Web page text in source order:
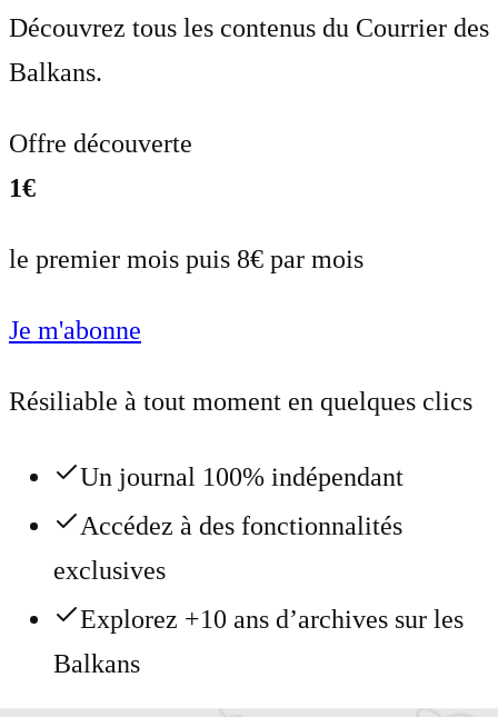
Découvrez tous les contenus du Courrier des
Balkans.
Offre découverte
1€
le premier mois puis 8€ par mois
Je m'abonne
Résiliable à tout moment en quelques clics
Un journal 100% indépendant
Accédez à des fonctionnalités
exclusives
Explorez +10 ans d’archives sur les
Balkans